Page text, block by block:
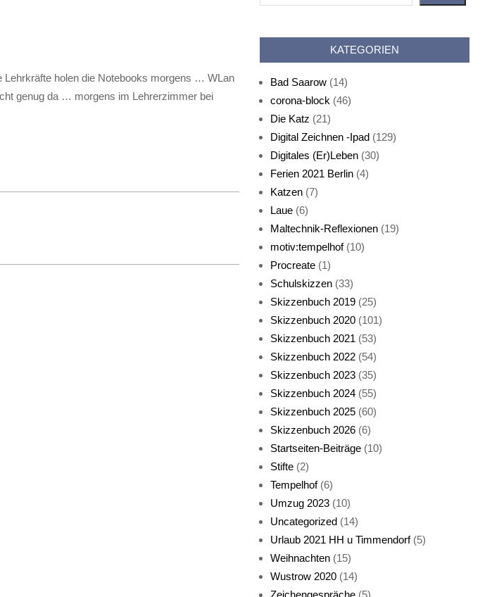
Lehrkräfte holen die Notebooks morgens … WLan
genug da … morgens im Lehrerzimmer bei
Live-Cat
Katze sturmerprobt
KatzenFenster
KATEGORIEN
Bad Saarow(14)
corona-block (46)
Die Katz (21)
Digital Zeichnen -Ipad(129)
Digitales (Er)Leben(30)
Ferien 2021 Berlin(4)
Katzen(7)
Laue(6)
Maltechnik-Reflexionen(19)
motiv:tempelhof(10)
Procreate(1)
Schulskizzen(33)
Skizzenbuch 2019(25)
Skizzenbuch 2020(101)
Skizzenbuch 2021 (53)
Skizzenbuch 2022(54)
Skizzenbuch 2023(35)
Skizzenbuch 2024(55)
Skizzenbuch 2025(60)
Skizzenbuch 2026(6)
Startseiten-Beiträge(10)
Stifte(2)
Tempelhof(6)
Umzug 2023(10)
Uncategorized(14)
Urlaub 2021 HH u Timmendorf(5)
Weihnachten(15)
Wustrow 2020(14)
Zeichengespräche(5)